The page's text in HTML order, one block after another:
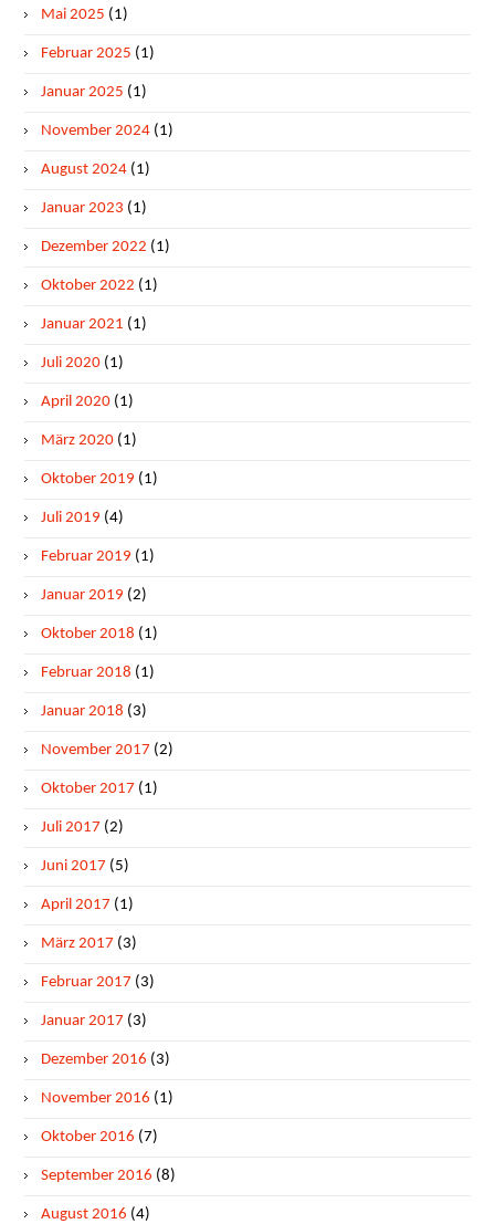
Mai 2025 (1)
Februar 2025 (1)
Januar 2025 (1)
November 2024 (1)
August 2024 (1)
Januar 2023 (1)
Dezember 2022 (1)
Oktober 2022 (1)
Januar 2021 (1)
Juli 2020 (1)
April 2020 (1)
März 2020 (1)
Oktober 2019 (1)
Juli 2019 (4)
Februar 2019 (1)
Januar 2019 (2)
Oktober 2018 (1)
Februar 2018 (1)
Januar 2018 (3)
November 2017 (2)
Oktober 2017 (1)
Juli 2017 (2)
Juni 2017 (5)
April 2017 (1)
März 2017 (3)
Februar 2017 (3)
Januar 2017 (3)
Dezember 2016 (3)
November 2016 (1)
Oktober 2016 (7)
September 2016 (8)
August 2016 (4)